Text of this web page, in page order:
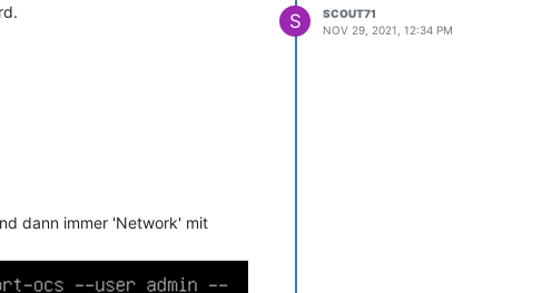
S
SCOUT71
NOV 29, 2021, 12:34 PM
dann immer 'Network' mit